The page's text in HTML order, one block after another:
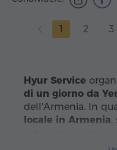
1 2 3
Hyur Service
di un giorno da
dell'Armenia. In
locale in Armenia
utilizziamo la